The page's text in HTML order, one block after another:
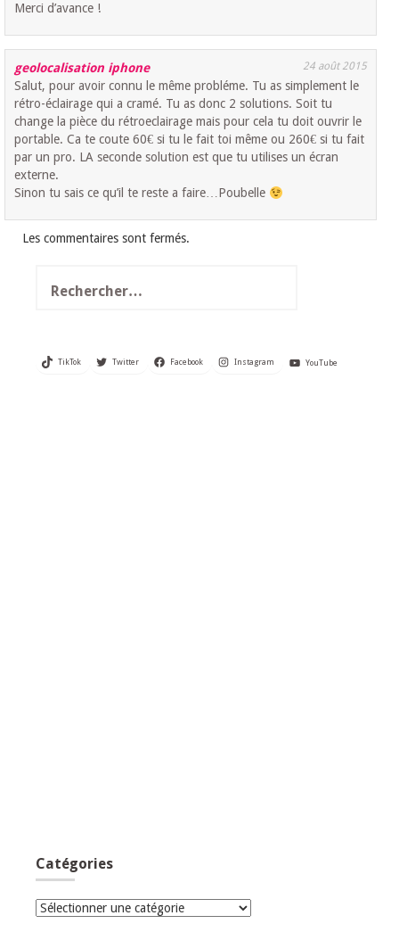
Merci d’avance !
geolocalisation iphone 24 août 2015
Salut, pour avoir connu le même probléme. Tu as simplement le
rétro-éclairage qui a cramé. Tu as donc 2 solutions. Soit tu
change la pièce du rétroeclairage mais pour cela tu doit ouvrir le
portable. Ca te coute 60€ si tu le fait toi même ou 260€ si tu fait
par un pro. LA seconde solution est que tu utilises un écran
externe.
Sinon tu sais ce qu’il te reste a faire…Poubelle
Les commentaires sont fermés.
TikTok Twitter Facebook Instagram YouTube
Catégories
Catégories